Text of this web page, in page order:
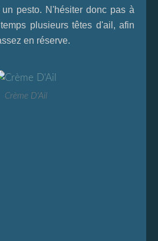
un pesto. N'hésiter donc pas à
plusieurs têtes d'ail, afin
en réserve.
Crème D'Ail